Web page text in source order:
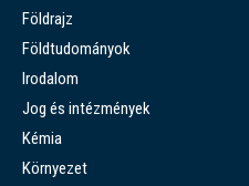
Földrajz
Földtudományok
Irodalom
Jog és intézmények
Kémia
Környezet